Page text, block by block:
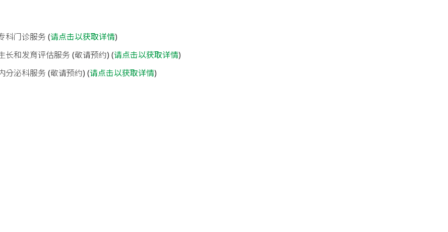
科门诊服务 (请点击以获取详情)
长和发育评估服务 (敬请预约) (请点击以获取详情)
分泌科服务 (敬请预约) (请点击以获取详情)